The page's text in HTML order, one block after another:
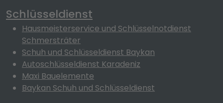
Schlüsseldienst
Hausmeisterservice und Schlüsselnotdienst
Schmersträter
Schuh und Schlüsseldienst Baykan
Autoschlüsseldienst Karadeniz
Maxi Bauelemente
Baykan Schuh und Schlüsseldienst